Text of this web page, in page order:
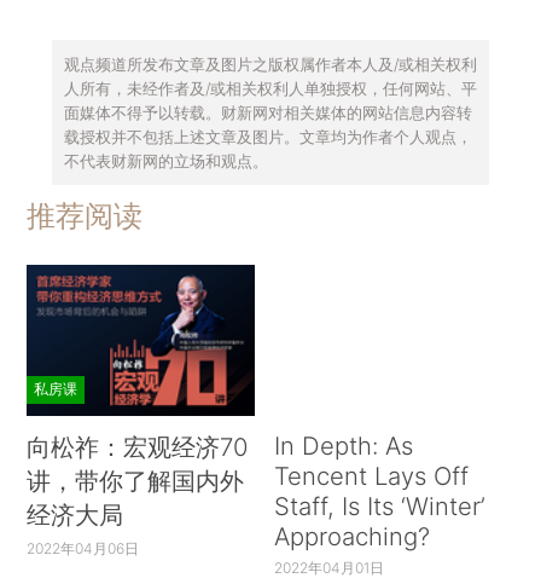
观点频道所发布文章及图片之版权属作者本人及/或相关权利
人所有，未经作者及/或相关权利人单独授权，任何网站、平
面媒体不得予以转载。财新网对相关媒体的网站信息内容转
载授权并不包括上述文章及图片。文章均为作者个人观点，
不代表财新网的立场和观点。
推荐阅读
私房课
向松祚：宏观经济70
讲，带你了解国内外
经济大局
2022年04月06日
In Depth: As
Tencent Lays Off
Staff, Is Its ‘Winter’
Approaching?
2022年04月01日